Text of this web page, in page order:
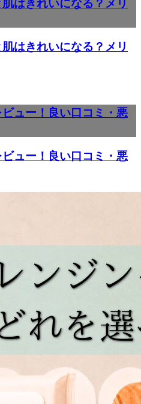
はきれいになる？メリ
ュー！良い口コミ・悪
ュー！良い口コミ・悪